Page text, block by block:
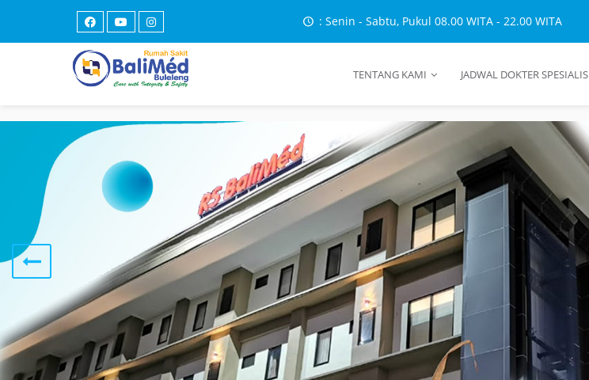
: Senin - Sabtu, Pukul 08.00 WITA - 22.00 WITA
TENTANG KAMI JADWAL DOKTER SPESIALIS